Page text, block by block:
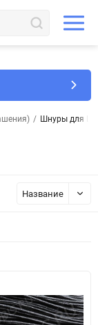
/ Шнуры для
Название